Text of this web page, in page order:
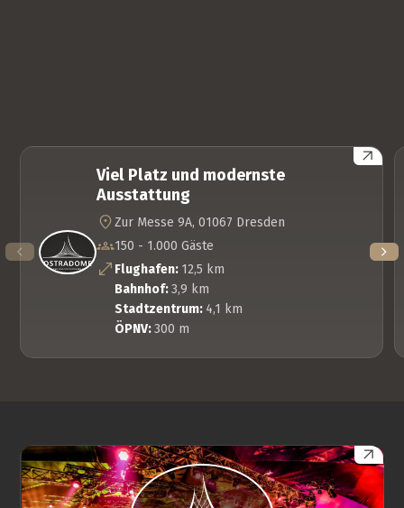
Viel Platz und modernste
Ausstattung
Zur Messe 9A, 01067 Dresden
150 - 1.000 Gäste
Flughafen: 12,5 km
Bahnhof:3,9 km
Stadtzentrum: 4,1 km
ÖPNV:300 m